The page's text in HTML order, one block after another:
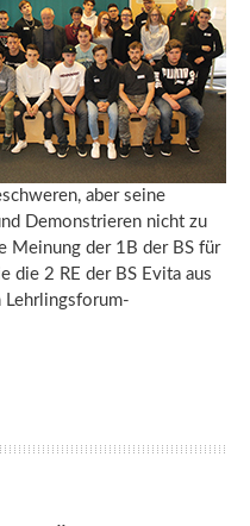
aber seine
Demonstrieren nicht zu
Meinung der 1B der BS für
die 2 RE der BS Evita aus